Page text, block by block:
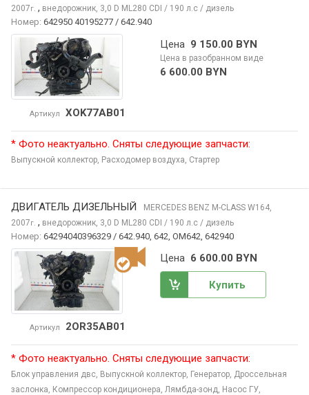
2007г. , внедорожник, 3,0 D ML280 CDI / 190 л.с / дизель
Номер: 642950 40195277 / 642.940
Артикул XOK77AB01
Цена 9 150.00 BYN
Цена в разобранном виде
6 600.00 BYN
* Фото неактуально. Сняты следующие запчасти:
Выпускной коллектор, Расходомер воздуха, Стартер
ДВИГАТЕЛЬ ДИЗЕЛЬНЫЙ MERCEDES BENZ M-CLASS W164,
2007г. , внедорожник, 3,0 D ML280 CDI / 190 л.с / дизель
Номер: 64294040396329 / 642.940, 642, OM642, 642940
Артикул 2OR35AB01
Цена 6 600.00 BYN
Купить
* Фото неактуально. Сняты следующие запчасти:
Блок управления двс, Выпускной коллектор, Генератор, Дроссельная
заслонка, Компрессор кондиционера, Лямбда-зонд, Насос ГУ,